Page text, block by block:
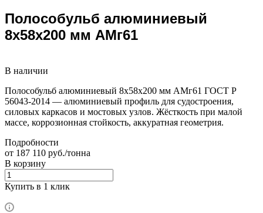
Полособульб алюминиевый
8х58х200 мм АМг61
В наличии
Полособульб алюминиевый 8х58х200 мм АМг61 ГОСТ Р
56043-2014 — алюминиевый профиль для судостроения,
силовых каркасов и мостовых узлов. Жёсткость при малой
массе, коррозионная стойкость, аккуратная геометрия.
Подробности
от 187 110 руб./тонна
В корзину
Купить в 1 клик